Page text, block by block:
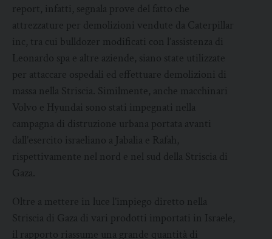
report, infatti, segnala prove del fatto che
attrezzature per demolizioni vendute da Caterpillar
inc, tra cui bulldozer modificati con l’assistenza di
Leonardo spa e altre aziende, siano state utilizzate
per attaccare ospedali ed effettuare demolizioni di
massa nella Striscia. Similmente, anche macchinari
Volvo e Hyundai sono stati impegnati nella
campagna di distruzione urbana portata avanti
dall’esercito israeliano a Jabalia e Rafah,
rispettivamente nel nord e nel sud della Striscia di
Gaza.
Oltre a mettere in luce l’impiego diretto nella
Striscia di Gaza di vari prodotti importati in Israele,
il rapporto riassume una grande quantità di